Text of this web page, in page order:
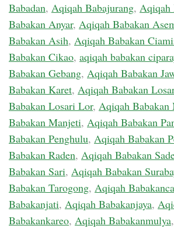
Babadan, Aqiqah Babajurang, Aqiqah
Babakan Anyar, Aqiqah Babakan
Babakan Asih, Aqiqah Babakan
Babakan Cikao, aqiqah babakan
Babakan Gebang, Aqiqah Babakan
Babakan Karet, Aqiqah Babakan
Babakan Losari Lor, Aqiqah Babakan
Babakan Manjeti, Aqiqah Babakan
Babakan Penghulu, Aqiqah Babakan
Babakan Raden, Aqiqah Babakan
Babakan Sari, Aqiqah Babakan
Babakan Tarogong, Aqiqah
Babakanjati, Aqiqah Babakanjaya,
Babakankareo, Aqiqah Babakanmulya,